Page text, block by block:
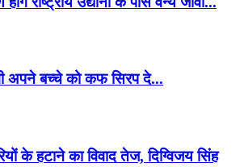
अपने बच्चे को कफ सिरप दे...
के हटाने का विवाद तेज, दिग्विजय सिंह